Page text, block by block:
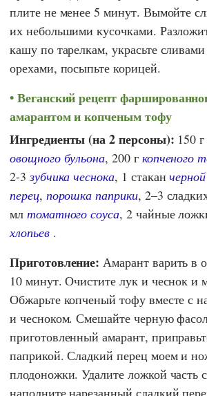
плите не менее 5 минут. Вымойте
их небольшими кусочками.
кашу по тарелкам, украсьте
орехами, посыпьте корицей.
Веганский рецепт
амарантом и копченым тофу
Ингредиенты (на 2 персоны): 150
овощного бульона, 200 г копченого
2-3зубчика чеснока, 1 стакан
перец, порошка паприки, 2–3
мл томатного соуса, 2 чайные
хлопьев.
Приготовление: Амарант варить в
10 минут. Очистите лук и чеснок и
Обжарьте копченый тофу вместе с
и чесноком. Смешайте черную
приготовленный амарант,
паприкой. Сладкий перец моем и
плодоножки. Удалите ложкой часть
наполните нарезанный сладкий